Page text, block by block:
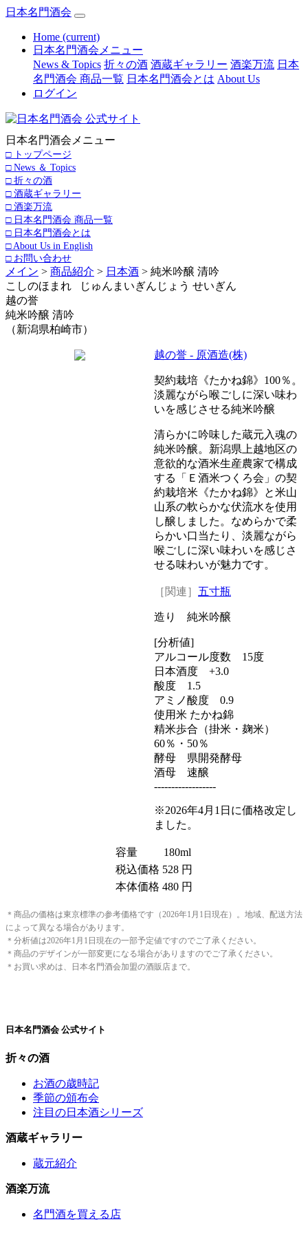
日本名門酒会
Home (current)
日本名門酒会メニュー
News & Topics 折々の酒 酒蔵ギャラリー 酒楽万流 日本
名門酒会 商品一覧 日本名門酒会とは About Us
ログイン
日本名門酒会メニュー
□ トップページ
□ News ＆ Topics
□ 折々の酒
□ 酒蔵ギャラリー
□ 酒楽万流
□ 日本名門酒会 商品一覧
□ 日本名門酒会とは
□ About Us in English
□ お問い合わせ
メイン > 商品紹介 > 日本酒 > 純米吟醸 清吟
こしのほまれ じゅんまいぎんじょう せいぎん
越の誉
純米吟醸 清吟
（新潟県柏崎市）
越の誉 - 原酒造(株)
契約栽培《たかね錦》100％。
淡麗ながら喉ごしに深い味わ
いを感じさせる純米吟醸
清らかに吟味した蔵元入魂の
純米吟醸。新潟県上越地区の
意欲的な酒米生産農家で構成
する「Ｅ酒米つくろ会」の契
約栽培米《たかね錦》と米山
山系の軟らかな伏流水を使用
し醸しました。なめらかで柔
らかい口当たり、淡麗ながら
喉ごしに深い味わいを感じさ
せる味わいが魅力です。
［関連］ 五寸瓶
造り 純米吟醸
[分析値]
アルコール度数 15度
日本酒度 +3.0
酸度 1.5
アミノ酸度 0.9
使用米 たかね錦
精米歩合（掛米・麹米）
60％・50％
酵母 県開発酵母
酒母 速醸
------------------
※2026年4月1日に価格改定し
ました。
容量
180ml
税込価格 528 円
本体価格 480 円
＊商品の価格は東京標準の参考価格です（2026年1月1日現在）。地域、配送方法
によって異なる場合があります。
＊分析値は2026年1月1日現在の一部予定値ですのでご了承ください。
＊商品のデザインが一部変更になる場合がありますのでご了承ください。
＊お買い求めは、日本名門酒会加盟の酒販店まで。
日本名門酒会 公式サイト
折々の酒
お酒の歳時記
季節の頒布会
注目の日本酒シリーズ
酒蔵ギャラリー
蔵元紹介
酒楽万流
名門酒を買える店